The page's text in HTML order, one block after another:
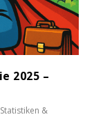
2025 –
Statistiken &